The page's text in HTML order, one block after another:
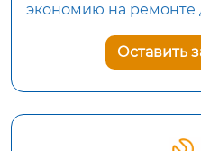
экономию на ремонте
Оставить